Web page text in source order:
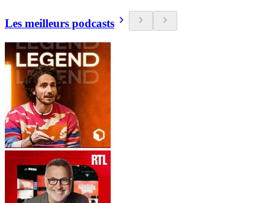
Les meilleurs podcasts